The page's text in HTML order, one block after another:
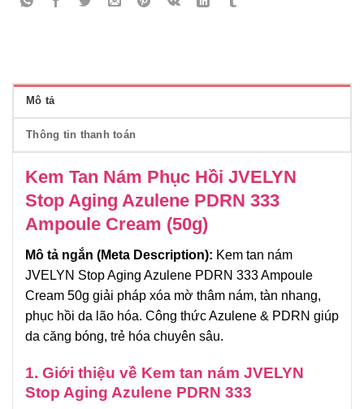
Mô tả
Thông tin thanh toán
Kem Tan Nám Phục Hồi JVELYN
Stop Aging Azulene PDRN 333
Ampoule Cream (50g)
Mô tả ngắn (Meta Description): Kem tan nám
JVELYN Stop Aging Azulene PDRN 333 Ampoule
Cream 50g giải pháp xóa mờ thâm nám, tàn nhang,
phục hồi da lão hóa. Công thức Azulene & PDRN giúp
da căng bóng, trẻ hóa chuyên sâu.
1. Giới thiệu về Kem tan nám JVELYN
Stop Aging Azulene PDRN 333